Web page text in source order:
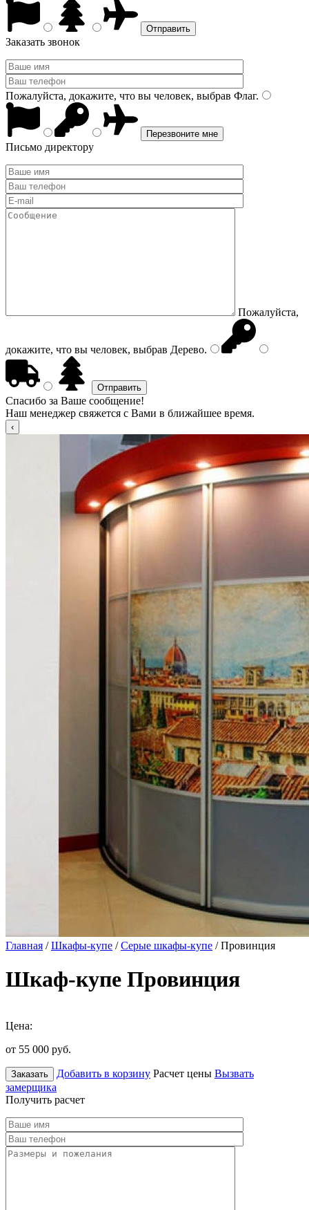
Заказать звонок
Пожалуйста, докажите, что вы человек, выбрав Флаг.
Письмо директору
Пожалуйста,
докажите, что вы человек, выбрав Дерево.
Спасибо за Ваше сообщение!
Наш менеджер свяжется с Вами в ближайшее время.
Главная /Шкафы-купе /Серые шкафы-купе / Провинция
Шкаф-купе Провинция
Цена:
от 55 000 руб.
Заказать Добавить в корзину Расчет цены Вызвать
замерщика
Получить расчет